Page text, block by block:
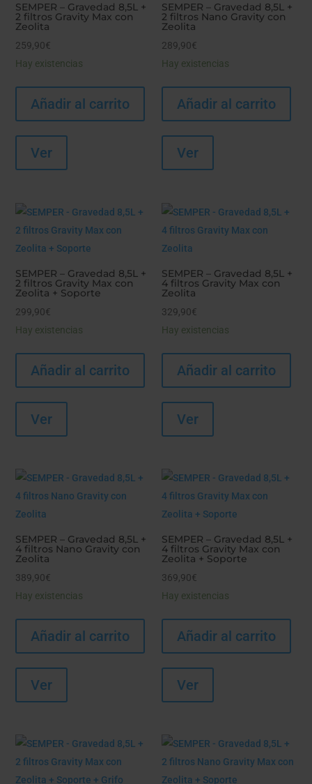
SEMPER – Gravedad 8,5L +
2 filtros Gravity Max con
Zeolita
259,90€
Hay existencias
Añadir al carrito
Ver
SEMPER – Gravedad 8,5L +
2 filtros Nano Gravity con
Zeolita
289,90€
Hay existencias
Añadir al carrito
Ver
SEMPER – Gravedad 8,5L +
2 filtros Gravity Max con
Zeolita + Soporte
299,90€
Hay existencias
Añadir al carrito
Ver
SEMPER – Gravedad 8,5L +
4 filtros Gravity Max con
Zeolita
329,90€
Hay existencias
Añadir al carrito
Ver
SEMPER – Gravedad 8,5L +
4 filtros Nano Gravity con
Zeolita
389,90€
Hay existencias
Añadir al carrito
Ver
SEMPER – Gravedad 8,5L +
4 filtros Gravity Max con
Zeolita + Soporte
369,90€
Hay existencias
Añadir al carrito
Ver